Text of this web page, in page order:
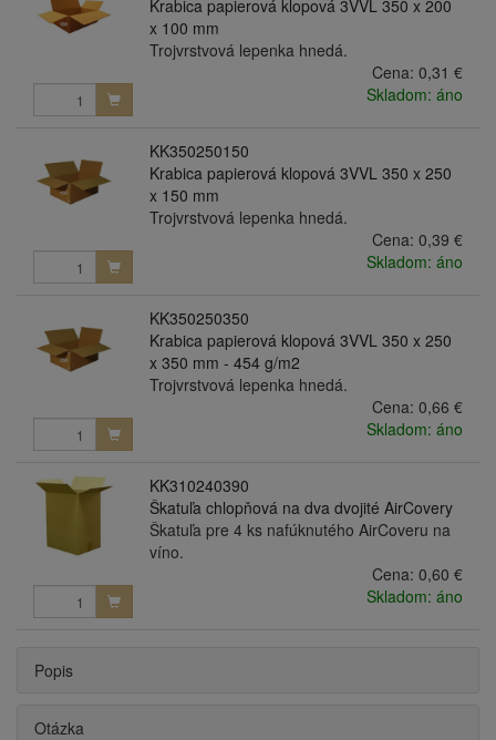
Krabica papierová klopová 3VVL 350 x 200
x 100 mm
Trojvrstvová lepenka hnedá.
Cena: 0,31 €
Skladom: áno
KK350250150
Krabica papierová klopová 3VVL 350 x 250
x 150 mm
Trojvrstvová lepenka hnedá.
Cena: 0,39 €
Skladom: áno
KK350250350
Krabica papierová klopová 3VVL 350 x 250
x 350 mm - 454 g/m2
Trojvrstvová lepenka hnedá.
Cena: 0,66 €
Skladom: áno
KK310240390
Škatuľa chlopňová na dva dvojité AirCovery
Škatuľa pre 4 ks nafúknutého AirCoveru na
víno.
Cena: 0,60 €
Skladom: áno
Popis
Otázka